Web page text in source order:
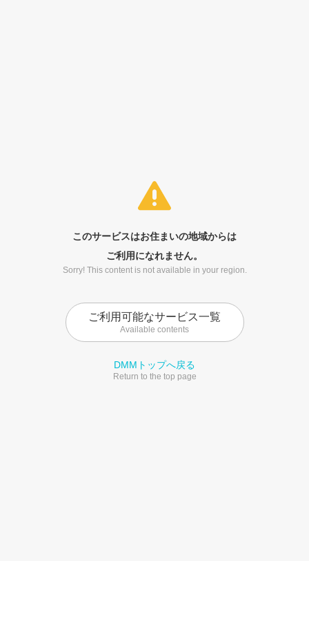
このサービスはお住まいの地域からは
ご利用になれません。
Sorry! This content is not available in your region.
ご利用可能なサービス一覧
Available contents
DMMトップへ戻る
Return to the top page